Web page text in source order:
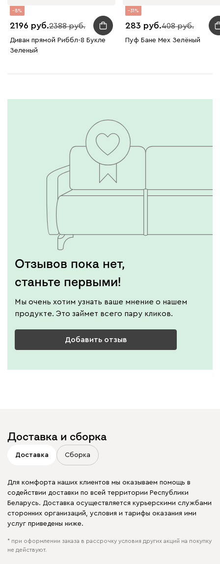
8
2196 2388
Диван прямой Риббл-8 Букле
Зеленый
31
283 408
Пуф Бане Мех Зелёный
Отзывов пока нет,
станьте первыми!
Мы очень хотим узнать ваше мнение о нашем
продукте. Это займет всего пару кликов.
Добавить отзыв
Доставка и сборка
Доставка Сборка
Для комфорта наших клиентов мы оказываем помощь в
содействии доставки по всей территории Республики
Беларусь. Доставка осуществляется курьерскими службами
сторонних организаций, условия и тарифы оказания ими
услуг приведены ниже.
* при оформлении заказа в рассрочку условия других акций на покупку
не действуют.